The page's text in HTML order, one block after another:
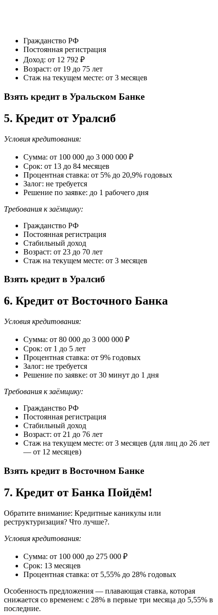
Гражданство РФ
Постоянная регистрация
Доход: от 12 792 ₽
Возраст: от 19 до 75 лет
Стаж на текущем месте: от 3 месяцев
Взять кредит в Уральском Банке
5. Кредит от Уралсиб
Условия кредитования:
Сумма: от 100 000 до 3 000 000 ₽
Срок: от 13 до 84 месяцев
Процентная ставка: от 5% до 20,9% годовых
Залог: не требуется
Решение по заявке: до 1 рабочего дня
Требования к заёмщику:
Гражданство РФ
Постоянная регистрация
Стабильный доход
Возраст: от 23 до 70 лет
Стаж на текущем месте: от 3 месяцев
Взять кредит в Уралсиб
6. Кредит от Восточного Банка
Условия кредитования:
Сумма: от 80 000 до 3 000 000 ₽
Срок: от 1 до 5 лет
Процентная ставка: от 9% годовых
Залог: не требуется
Решение по заявке: от 30 минут до 1 дня
Требования к заёмщику:
Гражданство РФ
Постоянная регистрация
Стабильный доход
Возраст: от 21 до 76 лет
Стаж на текущем месте: от 3 месяцев (для лиц до 26 лет
— от 12 месяцев)
Взять кредит в Восточном Банке
7. Кредит от Банка Пойдём!
Обратите внимание: Кредитные каникулы или
реструктуризация? Что лучше?.
Условия кредитования:
Сумма: от 100 000 до 275 000 ₽
Срок: 13 месяцев
Процентная ставка: от 5,55% до 28% годовых
Особенность предложения — плавающая ставка, которая
снижается со временем: с 28% в первые три месяца до 5,55% в
последние.